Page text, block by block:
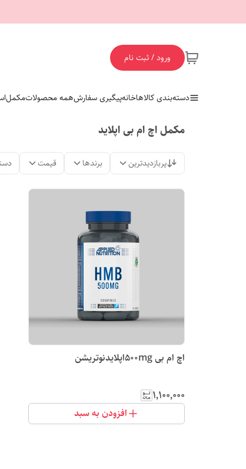
ورود / ثبت نام
دسته‌بندی کالاهاخانهپیگیری سفارشهمه محصولاتمکمل
مکمل اچ ام بی اپلاید
پربازدیدترین برندها قیمت
اچ ام بی 500mgاپلایدنوتریشن
۱٬۱۰۰٬۰۰۰
افزودن به سبد